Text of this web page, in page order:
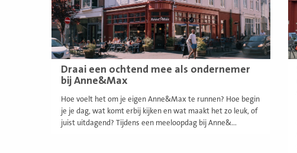
Draai een ochtend mee als ondernemer
bij Anne&Max
Hoe voelt het om je eigen Anne&Max te runnen? Hoe begin
je je dag, wat komt erbij kijken en wat maakt het zo leuk, of
juist uitdagend? Tijdens een meeloopdag bij Anne&...